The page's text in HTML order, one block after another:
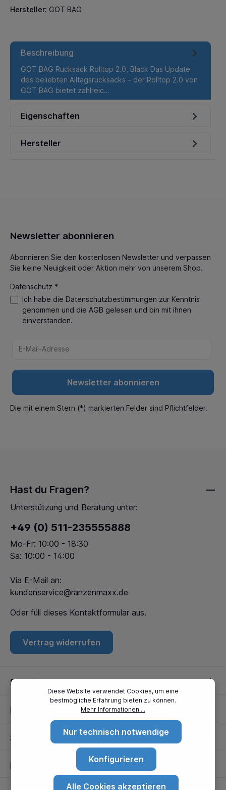
Hersteller: GOT BAG
Beschreibung
GOT BAG Rucksack Rolltop 2.0, Black Das Update
des beliebten Alltagsrucksacks – der Rolltop 2.0 von
GOT BAG bietet zahlreic…
Eigenschaften
Hersteller
Newsletter abonnieren
Abonnieren Sie den kostenlosen Newsletter und verpassen
Sie keine Neuigkeit oder Aktion mehr von unserem Shop.
Datenschutz *
Ich habe die Datenschutzbestimmungen zur Kenntnis
genommen und die AGB gelesen und bin mit ihnen
einverstanden.
Newsletter abonnieren
Die mit einem Stern (*) markierten Felder sind Pflichtfelder.
Partner
Standorte
Hast du Fragen?
Unterstützung und Beratung unter:
+49 (0) 511-235555888
Mo-Fr: 10:00 - 18:30
Sa: 10:00 - 14:00
Via E-Mail an:
kundenservice@ranzenmaxx.de
Oder füll dieses Kontaktformular aus.
Vertrag widerrufen
Service
Informationen
Diese Website verwendet Cookies, um eine
bestmögliche Erfahrung bieten zu können.
Mehr Informationen ...
Nur technisch notwendige
Konfigurieren
Alle Cookies akzeptieren